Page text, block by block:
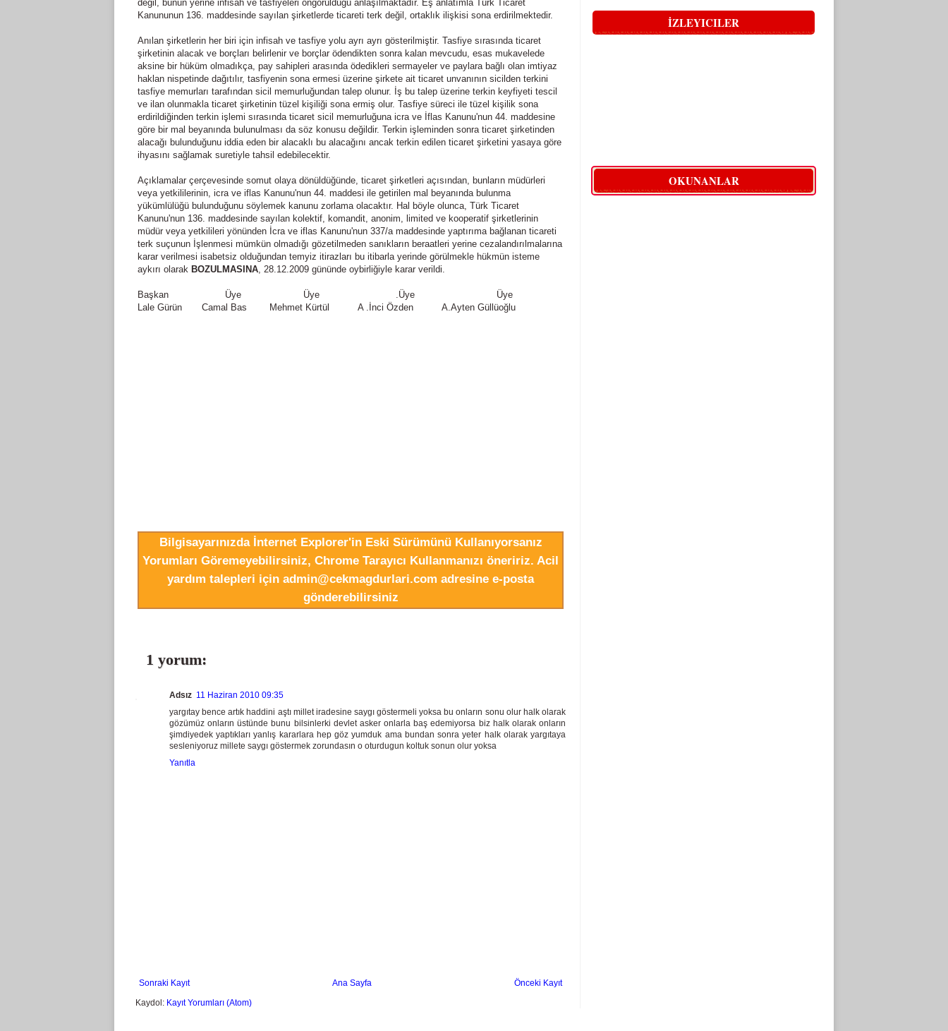
değil, bunun yerine infisah ve tasfiyeleri öngörüldüğü anlaşılmaktadır. Eş anlatımla Türk Ticaret
Kanununun 136. maddesinde sayılan şirketlerde ticareti terk değil, ortaklık ilişkisi sona erdirilmektedir.
Anılan şirketlerin her biri için infisah ve tasfiye yolu ayrı ayrı gösterilmiştir. Tasfiye sırasında ticaret
şirketinin alacak ve borçları belirlenir ve borçlar ödendikten sonra kalan mevcudu, esas mukavelede
aksine bir hüküm olmadıkça, pay sahipleri arasında ödedikleri sermayeler ve paylara bağlı olan imtiyaz
haklan nispetinde dağıtılır, tasfiyenin sona ermesi üzerine şirkete ait ticaret unvanının sicilden terkini
tasfiye memurları tarafından sicil memurluğundan talep olunur. İş bu talep üzerine terkin keyfiyeti tescil
ve ilan olunmakla ticaret şirketinin tüzel kişiliği sona ermiş olur. Tasfiye süreci ile tüzel kişilik sona
erdirildiğinden terkin işlemi sırasında ticaret sicil memurluğuna icra ve İflas Kanunu'nun 44. maddesine
göre bir mal beyanında bulunulması da söz konusu değildir. Terkin işleminden sonra ticaret şirketinden
alacağı bulunduğunu iddia eden bir alacaklı bu alacağını ancak terkin edilen ticaret şirketini yasaya göre
ihyasını sağlamak suretiyle tahsil edebilecektir.
Açıklamalar çerçevesinde somut olaya dönüldüğünde, ticaret şirketleri açısından, bunların müdürleri
veya yetkililerinin, icra ve iflas Kanunu'nun 44. maddesi ile getirilen mal beyanında bulunma
yükümlülüğü bulunduğunu söylemek kanunu zorlama olacaktır. Hal böyle olunca, Türk Ticaret
Kanunu'nun 136. maddesinde sayılan kolektif, komandit, anonim, limited ve kooperatif şirketlerinin
müdür veya yetkilileri yönünden İcra ve iflas Kanunu'nun 337/a maddesinde yaptırıma bağlanan ticareti
terk suçunun İşlenmesi mümkün olmadığı gözetilmeden sanıkların beraatleri yerine cezalandırılmalarına
karar verilmesi isabetsiz olduğundan temyiz itirazları bu itibarla yerinde görülmekle hükmün isteme
aykırı olarak BOZULMASINA, 28.12.2009 gününde oybirliğiyle karar verildi.
Başkan Üye Üye .Üye
Üye
Lale Gürün
Camal Bas Mehmet Kürtül A .İnci Özden A.Ayten Güllüoğlu
Bilgisayarınızda İnternet Explorer'in Eski Sürümünü Kullanıyorsanız
Yorumları Göremeyebilirsiniz, Chrome Tarayıcı Kullanmanızı öneririz. Acil
yardım talepleri için admin@cekmagdurlari.com adresine e-posta
gönderebilirsiniz
1 yorum:
Adsız 11 Haziran 2010 09:35
yargıtay bence artık haddini aştı millet iradesine saygı göstermeli yoksa bu onların sonu olur halk olarak
gözümüz onların üstünde bunu bilsinlerki devlet asker onlarla baş edemiyorsa biz halk olarak onların
şimdiyedek yaptıkları yanlış kararlara hep göz yumduk ama bundan sonra yeter halk olarak yargıtaya
sesleniyoruz millete saygı göstermek zorundasın o oturdugun koltuk sonun olur yoksa
Yanıtla
Sonraki Kayıt Önceki Kayıt
Ana Sayfa
Kaydol: Kayıt Yorumları (Atom)
İZLEYICILER
OKUNANLAR